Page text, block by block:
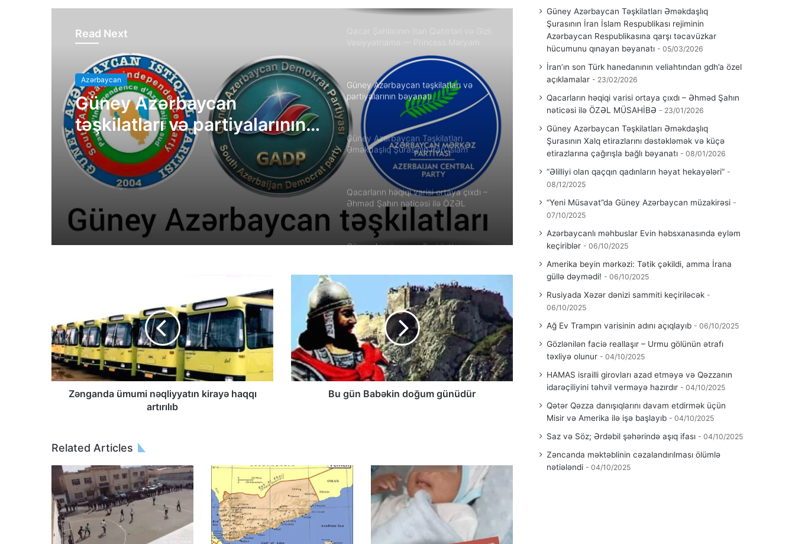
Read Next
Azərbaycan
Güney Azərbaycan
təşkilatları və partiyalarının
bəyanatı
Fəruqi Qacar ilə Özəl Müsahibə
Güney Azərbaycan təşkilatları və
partiyalarının bəyanatı
Güney Azərbaycan Təşkilatları
Əməkdaşlıq Şurasının İran İslam
Respublikası rejiminin Azərbaycan
Respublikasına qarşı təcavüzkar
hücumunu qınayan bəyanatı
Qacarların həqiqi varisi ortaya çıxdı –
Əhməd Şahın nəticəsi ilə ÖZƏL
MÜSAHİBƏ
Güney Azərbaycan Təşkilatları
çağırışla bağlı bəyanatı
“Əlilliyi olan qaçqın qadınların həyat
hekayələri”
“Yeni Müsavat”da Güney Azərbaycan
müzakirəsi
amma İrana güllə dəymədi!
Rusiyada Xəzər dənizi sammiti
keçiriləcək
Zənganda ümumi nəqliyyatın kirayə haqqı
artırılıb
Bu gün Babəkin doğum günüdür
Related Articles
Güney Azərbaycan Təşkilatları Əməkdaşlıq
Şurasının İran İslam Respublikası rejiminin
Azərbaycan Respublikasına qarşı təcavüzkar
hücumunu qınayan bəyanatı
05/03/2026
İran’ın son Türk hanedanının veliahtından gdh’a özel
açıklamalar
23/02/2026
Qacarların həqiqi varisi ortaya çıxdı – Əhməd Şahın
nəticəsi ilə ÖZƏL MÜSAHİBƏ
23/01/2026
Güney Azərbaycan Təşkilatları Əməkdaşlıq
Şurasının Xalq etirazlarını dəstəkləmək və küçə
etirazlarına çağırışla bağlı bəyanatı
08/01/2026
“Əlilliyi olan qaçqın qadınların həyat hekayələri”
08/12/2025
“Yeni Müsavat”da Güney Azərbaycan müzakirəsi
07/10/2025
Azərbaycanlı məhbuslar Evin həbsxanasında eyləm
keçiriblər
06/10/2025
Amerika beyin mərkəzi: Tətik çəkildi, amma İrana
güllə dəymədi!
06/10/2025
Rusiyada Xəzər dənizi sammiti keçiriləcək
06/10/2025
Ağ Ev Trampın varisinin adını açıqlayıb 06/10/2025
Gözlənilən faciə reallaşır – Urmu gölünün ətrafı
təxliyə olunur
04/10/2025
HAMAS israilli girovları azad etməyə və Qəzzanın
idarəçiliyini təhvil verməyə hazırdır
04/10/2025
Qətər Qəzza danışıqlarını davam etdirmək üçün
Misir və Amerika ilə işə başlayıb
04/10/2025
Saz və Söz; Ərdəbil şəhərində aşıq ifası 04/10/2025
Zəncanda məktəblinin cəzalandırılması ölümlə
nətiələndi
04/10/2025